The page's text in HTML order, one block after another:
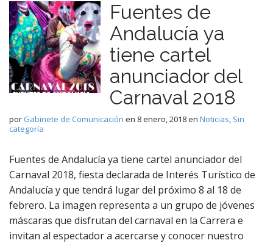
Fuentes de
Andalucía ya
tiene cartel
anunciador del
Carnaval 2018
por Gabinete de Comunicación en 8 enero, 2018en Noticias, Sin
categoría
Fuentes de Andalucía ya tiene cartel anunciador del
Carnaval 2018, fiesta declarada de Interés Turístico de
Andalucía y que tendrá lugar del próximo 8 al 18 de
febrero. La imagen representa a un grupo de jóvenes
máscaras que disfrutan del carnaval en la Carrera e
invitan al espectador a acercarse y conocer nuestro